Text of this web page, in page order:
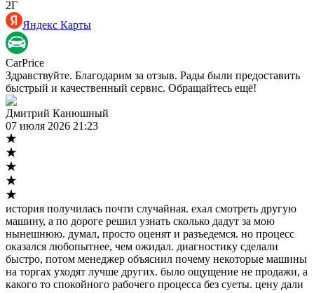
2Г
Яндекс Карты
CarPrice
Здравствуйте. Благодарим за отзыв. Рады были предоставить
быстрый и качественный сервис. Обращайтесь ещё!
Дмитрий Канюшный
07 июля 2026 21:23
история получилась почти случайная. ехал смотреть другую
машину, а по дороге решил узнать сколько дадут за мою
нынешнюю. думал, просто оценят и разъедемся. но процесс
оказался любопытнее, чем ожидал. диагностику сделали
быстро, потом менеджер объяснил почему некоторые машины
на торгах уходят лучше других. было ощущение не продажи, а
какого то спокойного рабочего процесса без суеты. цену дали